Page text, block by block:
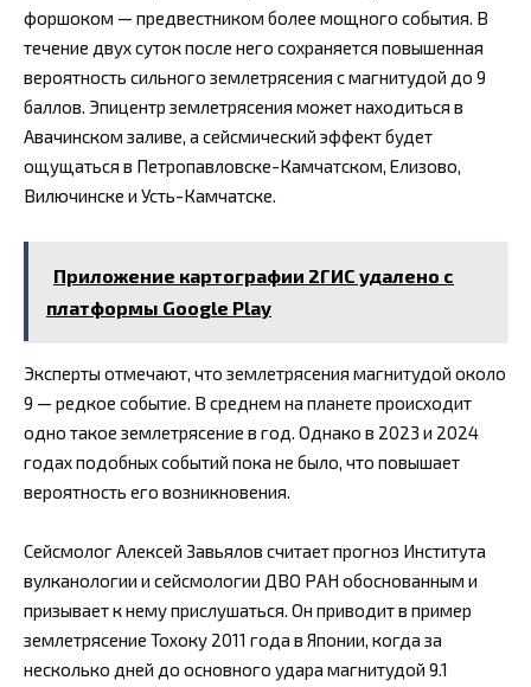
форшоком — предвестником более мощного события. В
течение двух суток после него сохраняется повышенная
вероятность сильного землетрясения с магнитудой до 9
баллов. Эпицентр землетрясения может находиться в
Авачинском заливе, а сейсмический эффект будет
ощущаться в Петропавловске-Камчатском, Елизово,
Вилючинске и Усть-Камчатске.
Приложение картографии 2ГИС удалено с
платформы Google Play
Эксперты отмечают, что землетрясения магнитудой около
9 — редкое событие. В среднем на планете происходит
одно такое землетрясение в год. Однако в 2023 и 2024
годах подобных событий пока не было, что повышает
вероятность его возникновения.
Сейсмолог Алексей Завьялов считает прогноз Института
вулканологии и сейсмологии ДВО РАН обоснованным и
призывает к нему прислушаться. Он приводит в пример
землетрясение Тохоку 2011 года в Японии, когда за
несколько дней до основного удара магнитудой 9.1